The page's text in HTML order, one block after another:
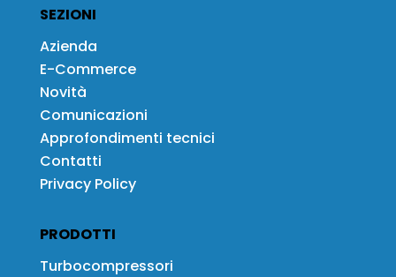
SEZIONI
Azienda
E-Commerce
Novità
Comunicazioni
Approfondimenti tecnici
Contatti
Privacy Policy
PRODOTTI
Turbocompressori